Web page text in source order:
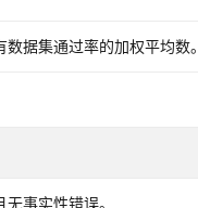
据集通过率的加权平均数。
事实性错误。